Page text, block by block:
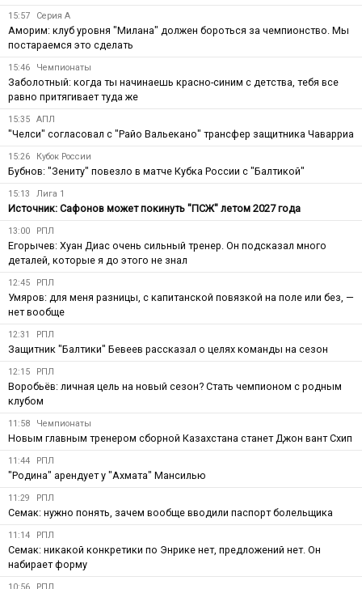
15:57 Серия А
Аморим: клуб уровня "Милана" должен бороться за чемпионство. Мы
постараемся это сделать
15:46 Чемпионаты
Заболотный: когда ты начинаешь красно-синим с детства, тебя все
равно притягивает туда же
15:35 АПЛ
"Челси" согласовал с "Райо Вальекано" трансфер защитника Чаварриа
15:26 Кубок России
Бубнов: "Зениту" повезло в матче Кубка России с "Балтикой"
15:13 Лига 1
Источник: Сафонов может покинуть "ПСЖ" летом 2027 года
13:00 РПЛ
Егорычев: Хуан Диас очень сильный тренер. Он подсказал много
деталей, которые я до этого не знал
12:45 РПЛ
Умяров: для меня разницы, с капитанской повязкой на поле или без, —
нет вообще
12:31 РПЛ
Защитник "Балтики" Бевеев рассказал о целях команды на сезон
12:15 РПЛ
Воробьёв: личная цель на новый сезон? Стать чемпионом с родным
клубом
11:58 Чемпионаты
Новым главным тренером сборной Казахстана станет Джон вант Схип
11:44 РПЛ
"Родина" арендует у "Ахмата" Мансилью
11:29 РПЛ
Семак: нужно понять, зачем вообще вводили паспорт болельщика
11:14 РПЛ
Семак: никакой конкретики по Энрике нет, предложений нет. Он
набирает форму
10:56 РПЛ